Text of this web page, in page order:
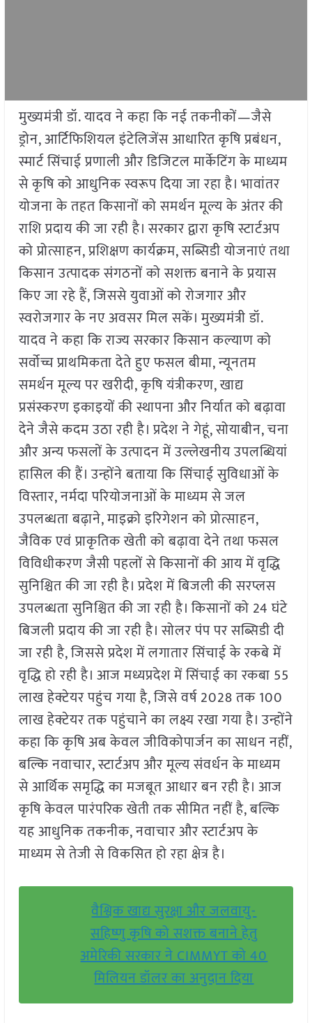
मुख्यमंत्री डॉ. यादव ने कहा कि नई तकनीकों—जैसे
ड्रोन, आर्टिफिशियल इंटेलिजेंस आधारित कृषि प्रबंधन,
स्मार्ट सिंचाई प्रणाली और डिजिटल मार्केटिंग के माध्यम
से कृषि को आधुनिक स्वरूप दिया जा रहा है। भावांतर
योजना के तहत किसानों को समर्थन मूल्य के अंतर की
राशि प्रदाय की जा रही है। सरकार द्वारा कृषि स्टार्टअप
को प्रोत्साहन, प्रशिक्षण कार्यक्रम, सब्सिडी योजनाएं तथा
किसान उत्पादक संगठनों को सशक्त बनाने के प्रयास
किए जा रहे हैं, जिससे युवाओं को रोजगार और
स्वरोजगार के नए अवसर मिल सकें। मुख्यमंत्री डॉ.
यादव ने कहा कि राज्य सरकार किसान कल्याण को
सर्वोच्च प्राथमिकता देते हुए फसल बीमा, न्यूनतम
समर्थन मूल्य पर खरीदी, कृषि यंत्रीकरण, खाद्य
प्रसंस्करण इकाइयों की स्थापना और निर्यात को बढ़ावा
देने जैसे कदम उठा रही है। प्रदेश ने गेहूं, सोयाबीन, चना
और अन्य फसलों के उत्पादन में उल्लेखनीय उपलब्धियां
हासिल की हैं। उन्होंने बताया कि सिंचाई सुविधाओं के
विस्तार, नर्मदा परियोजनाओं के माध्यम से जल
उपलब्धता बढ़ाने, माइक्रो इरिगेशन को प्रोत्साहन,
जैविक एवं प्राकृतिक खेती को बढ़ावा देने तथा फसल
विविधीकरण जैसी पहलों से किसानों की आय में वृद्धि
सुनिश्चित की जा रही है। प्रदेश में बिजली की सरप्लस
उपलब्धता सुनिश्चित की जा रही है। किसानों को 24 घंटे
बिजली प्रदाय की जा रही है। सोलर पंप पर सब्सिडी दी
जा रही है, जिससे प्रदेश में लगातार सिंचाई के रकबे में
वृद्धि हो रही है। आज मध्यप्रदेश में सिंचाई का रकबा 55
लाख हेक्टेयर पहुंच गया है, जिसे वर्ष 2028 तक 100
लाख हेक्टेयर तक पहुंचाने का लक्ष्य रखा गया है। उन्होंने
कहा कि कृषि अब केवल जीविकोपार्जन का साधन नहीं,
बल्कि नवाचार, स्टार्टअप और मूल्य संवर्धन के माध्यम
से आर्थिक समृद्धि का मजबूत आधार बन रही है। आज
कृषि केवल पारंपरिक खेती तक सीमित नहीं है, बल्कि
यह आधुनिक तकनीक, नवाचार और स्टार्टअप के
माध्यम से तेजी से विकसित हो रहा क्षेत्र है।
वैश्विक खाद्य सुरक्षा और जलवायु-
सहिष्णु कृषि को सशक्त बनाने हेतु
अमेरिकी सरकार ने CIMMYT को 40
मिलियन डॉलर का अनुदान दिया